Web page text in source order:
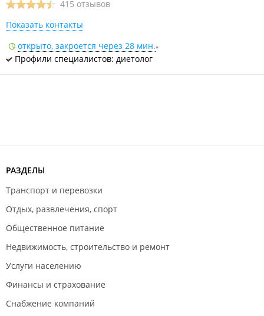
415 отзывов
Показать контакты
открыто, закроется через 28 мин.
Профили специалистов: диетолог
РАЗДЕЛЫ
Транспорт и перевозки
Отдых, развлечения, спорт
Общественное питание
Недвижимость, строительство и ремонт
Услуги населению
Финансы и страхование
Снабжение компаний